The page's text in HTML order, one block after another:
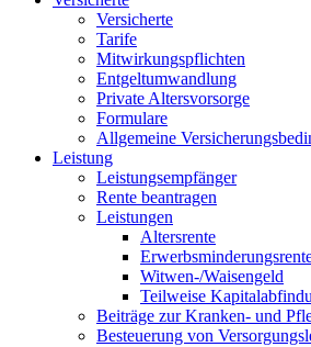
Versicherte
Tarife
Mitwirkungspflichten
Entgeltumwandlung
Private Altersvorsorge
Formulare
Allgemeine
Leistung
Leistungsempfänger
Rente beantragen
Leistungen
Altersrente
Witwen-/Waisengeld
Teilweise
Beiträge zur Kranken- und
Besteuerung von